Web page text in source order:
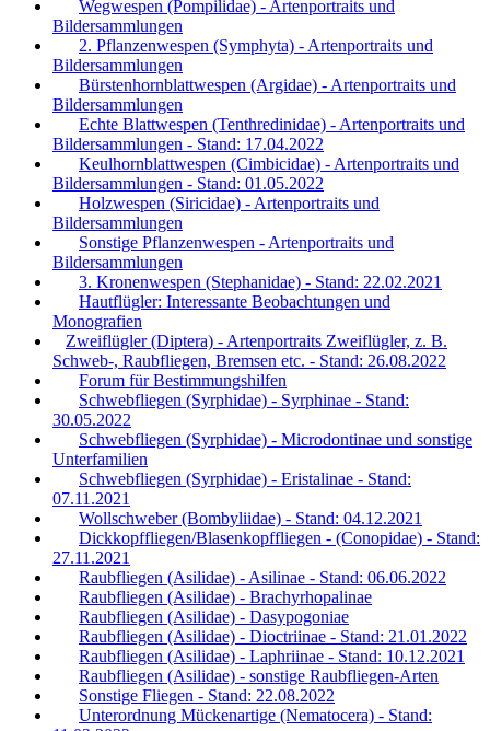
Wegwespen (Pompilidae) - Artenportraits und
Bildersammlungen
2. Pflanzenwespen (Symphyta) - Artenportraits und
Bildersammlungen
Bürstenhornblattwespen (Argidae) - Artenportraits und
Bildersammlungen
Echte Blattwespen (Tenthredinidae) - Artenportraits und
Bildersammlungen - Stand: 17.04.2022
Keulhornblattwespen (Cimbicidae) - Artenportraits und
Bildersammlungen - Stand: 01.05.2022
Holzwespen (Siricidae) - Artenportraits und
Bildersammlungen
Sonstige Pflanzenwespen - Artenportraits und
Bildersammlungen
3. Kronenwespen (Stephanidae) - Stand: 22.02.2021
Hautflügler: Interessante Beobachtungen und
Monografien
Zweiflügler (Diptera) - Artenportraits Zweiflügler, z. B.
Schweb-, Raubfliegen, Bremsen etc. - Stand: 26.08.2022
Forum für Bestimmungshilfen
Schwebfliegen (Syrphidae) - Syrphinae - Stand:
30.05.2022
Schwebfliegen (Syrphidae) - Microdontinae und sonstige
Unterfamilien
Schwebfliegen (Syrphidae) - Eristalinae - Stand:
07.11.2021
Wollschweber (Bombyliidae) - Stand: 04.12.2021
Dickkopffliegen/Blasenkopffliegen - (Conopidae) - Stand:
27.11.2021
Raubfliegen (Asilidae) - Asilinae - Stand: 06.06.2022
Raubfliegen (Asilidae) - Brachyrhopalinae
Raubfliegen (Asilidae) - Dasypogoniae
Raubfliegen (Asilidae) - Dioctriinae - Stand: 21.01.2022
Raubfliegen (Asilidae) - Laphriinae - Stand: 10.12.2021
Raubfliegen (Asilidae) - sonstige Raubfliegen-Arten
Sonstige Fliegen - Stand: 22.08.2022
Unterordnung Mückenartige (Nematocera) - Stand: